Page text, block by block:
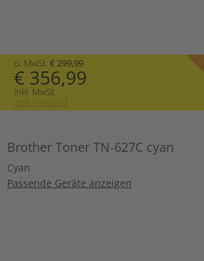
o. MwSt. € 299,99
€ 356,99
inkl. MwSt.
zzgl. Versand
Brother Toner TN-627C cyan
Cyan
Passende Geräte anzeigen